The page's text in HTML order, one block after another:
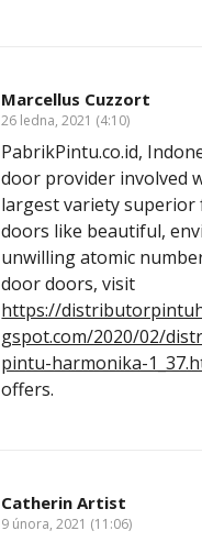
Marcellus Cuzzort
26 ledna, 2021 (4:10)
PabrikPintu.co.id,
door provider involved
largest variety superior
doors like beautiful,
unwilling atomic
door doors, visit
https://
gspot.com/2020/02/
pintu-harmonika-
offers.
Catherin Artist
9 února, 2021 (11:06)